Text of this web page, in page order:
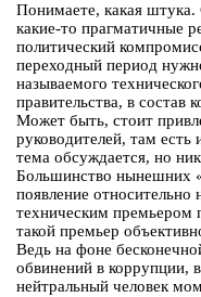
Понимаете, какая
какие-то прагматичные
политический
переходный период
называемого
правительства, в
Может быть, стоит
руководителей, там есть
тема обсуждается, но
Большинство нынешних
появление относительно
техническим премьером
такой премьер
Ведь на фоне
обвинений в коррупции,
нейтральный человек